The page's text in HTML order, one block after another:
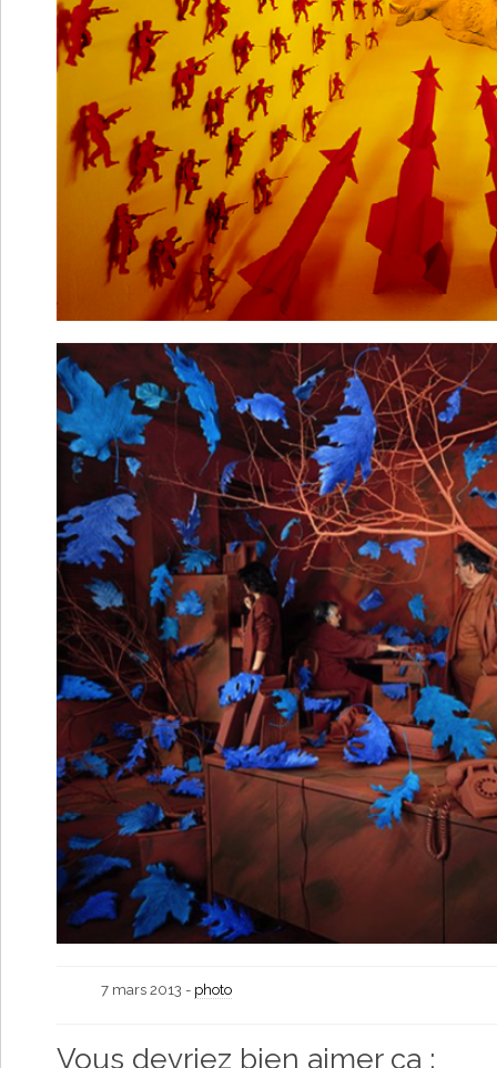
7 mars 2013 - photo
Vous devriez bien aimer ça :